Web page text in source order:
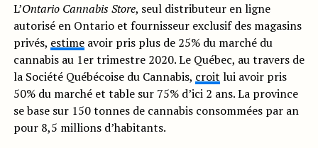
L’Ontario Cannabis Store, seul distributeur en ligne
autorisé en Ontario et fournisseur exclusif des magasins
privés, estimeavoir pris plus de 25% du marché du
cannabis au 1er trimestre 2020. Le Québec, au travers de
la Société Québécoise du Cannabis, croit lui avoir pris
50% du marché et table sur 75% d’ici 2 ans. La province
se base sur 150 tonnes de cannabis consommées par an
pour 8,5 millions d’habitants.